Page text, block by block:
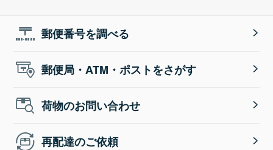
郵便番号を調べる
郵便局・ATM・ポストをさがす
荷物のお問い合わせ
再配達のご依頼